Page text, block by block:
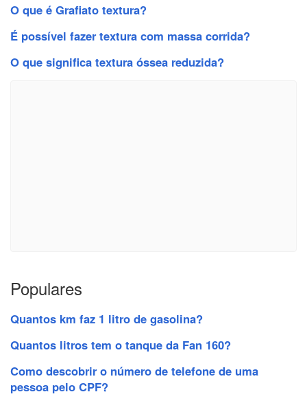
O que é Grafiato textura?
É possível fazer textura com massa corrida?
O que significa textura óssea reduzida?
Populares
Quantos km faz 1 litro de gasolina?
Quantos litros tem o tanque da Fan 160?
Como descobrir o número de telefone de uma
pessoa pelo CPF?